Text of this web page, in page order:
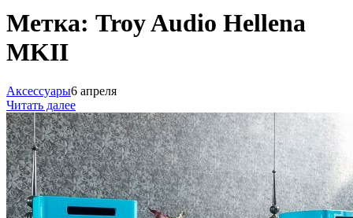
Метка: Troy Audio Hellena
MKII
Аксессуары6 апреля
Читать далее